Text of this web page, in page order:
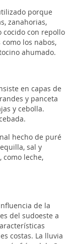
porque
zanahorias,
cocido con repollo
los nabos,
ahumado.
en capas de
y panceta
y cebolla.
hecho de puré
sal y
leche,
de la
del sudoeste a
costas. La lluvia